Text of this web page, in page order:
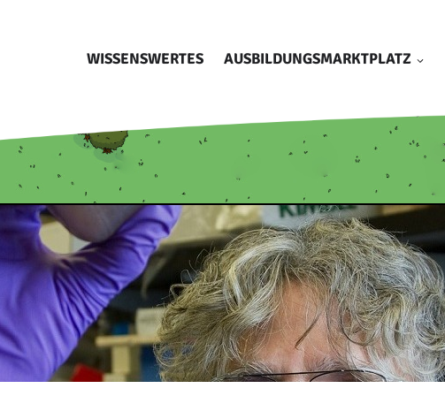
WISSENSWERTES AUSBILDUNGSMARKTPLATZ